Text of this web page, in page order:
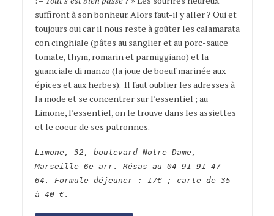
suffiront à son bonheur. Alors faut-il y aller ? Oui et
toujours oui car il nous reste à goûter les calamarata
con cinghiale (pâtes au sanglier et au porc-sauce
tomate, thym, romarin et parmiggiano) et la
guanciale di manzo (la joue de boeuf marinée aux
épices et aux herbes). Il faut oublier les adresses à
la mode et se concentrer sur l’essentiel ; au
Limone, l’essentiel, on le trouve dans les assiettes
et le coeur de ses patronnes.
Limone, 32, boulevard Notre-Dame,
Marseille 6e arr. Résas au 04 91 91 47
64. Formule déjeuner : 17€ ; carte de 35
à 40 €.